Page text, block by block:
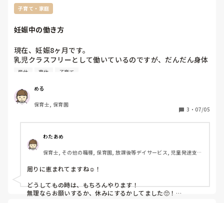
子育て・家庭
妊娠中の働き方
現在、妊娠8ヶ月です。
乳児クラスフリーとして働いているのですが、だんだん身体
も重く、動くのもしんどくなってきています。
いるのですが、この仕事上身体的にしんどいことも多いで
す。
それでもお金をもらって働いている以上、出来る限りはやり
周りの皆さんも気を遣ってくださって、私がしんどくないよ
うなポジションを回してくれますが、どうしても椅子を運ば
なければいけない時や子どもを抱っこしなければいけない時
もあります。
同じように妊娠されて現場で働いている保育士さんは、どん
な働き方をされていますか？
産休 育休 子育て
める
保育士, 保育園
3 ・ 07/05
わたあめ
保育士, その他の職種, 保育園, 放課後等デイサービス, 児童発達支援
周りに恵まれてますね☺️！
どうしてもの時は、もちろんやります！
無理ならお願いするか、休みにするかしてました🥺！